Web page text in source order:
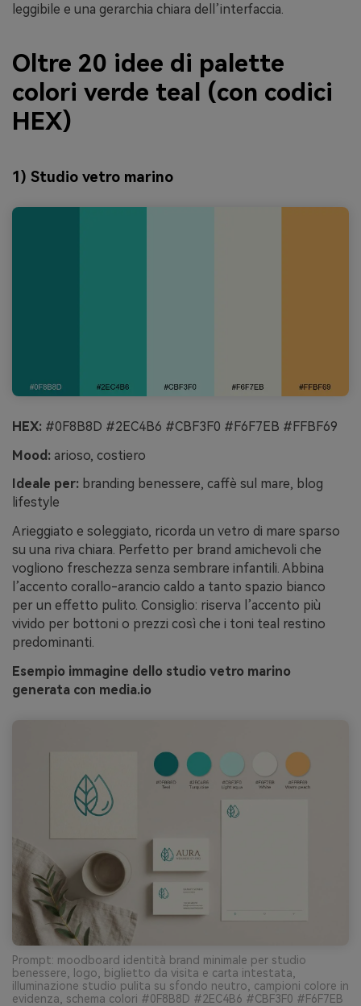
leggibile e una gerarchia chiara dell’interfaccia.
Oltre 20 idee di palette
colori verde teal (con codici
HEX)
1) Studio vetro marino
HEX: #0F8B8D #2EC4B6 #CBF3F0 #F6F7EB #FFBF69
Mood: arioso, costiero
Ideale per: branding benessere, caffè sul mare, blog
lifestyle
Arieggiato e soleggiato, ricorda un vetro di mare sparso
su una riva chiara. Perfetto per brand amichevoli che
vogliono freschezza senza sembrare infantili. Abbina
l’accento corallo-arancio caldo a tanto spazio bianco
per un effetto pulito. Consiglio: riserva l’accento più
vivido per bottoni o prezzi così che i toni teal restino
predominanti.
Esempio immagine dello studio vetro marino
generata con media.io
Prompt: moodboard identità brand minimale per studio
benessere, logo, biglietto da visita e carta intestata,
illuminazione studio pulita su sfondo neutro, campioni colore in
evidenza, schema colori #0F8B8D #2EC4B6 #CBF3F0 #F6F7EB